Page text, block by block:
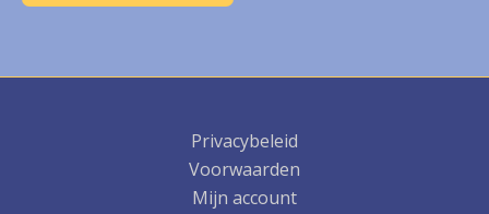
Privacybeleid
Voorwaarden
Mijn account